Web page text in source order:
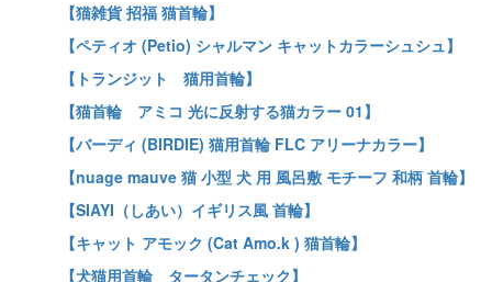
【猫雑貨 招福 猫首輪】
【ペティオ (Petio) シャルマン キャットカラーシュシュ】
【トランジット 猫用首輪】
【猫首輪 アミコ 光に反射する猫カラー 01】
【バーディ (BIRDIE) 猫用首輪 FLC アリーナカラー】
【nuage mauve 猫 小型 犬 用 風呂敷 モチーフ 和柄 首輪】
【SIAYI（しあい）イギリス風 首輪】
【キャット アモック (Cat Amo.k ) 猫首輪】
【犬猫用首輪 タータンチェック】